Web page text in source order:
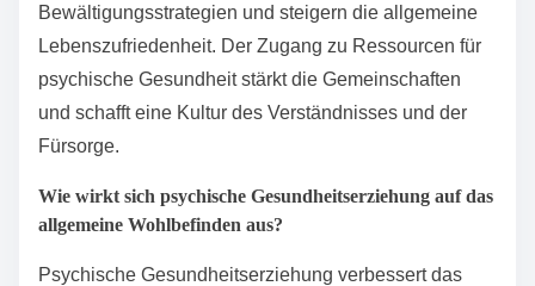
Bewältigungsstrategien und steigern die allgemeine
Lebenszufriedenheit. Der Zugang zu Ressourcen für
psychische Gesundheit stärkt die Gemeinschaften
und schafft eine Kultur des Verständnisses und der
Fürsorge.
Wie wirkt sich psychische Gesundheitserziehung auf das
allgemeine Wohlbefinden aus?
Psychische Gesundheitserziehung verbessert das